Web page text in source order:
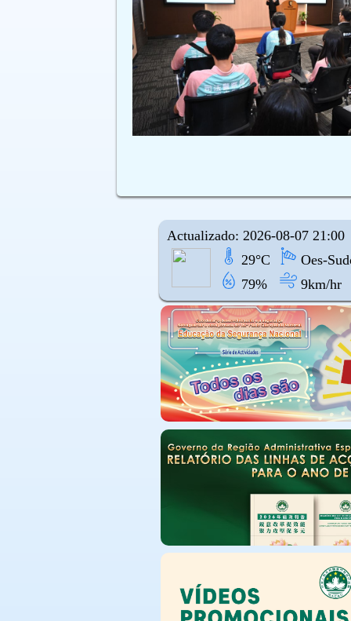
Actualizado: 2026-08-07 21:00
29°C
Oes-
79%
9km/hr